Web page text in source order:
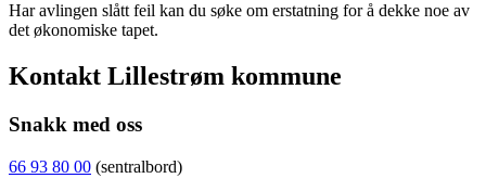
Har avlingen slått feil kan du søke om erstatning for å dekke noe av
det økonomiske tapet.
Kontakt Lillestrøm kommune
Snakk med oss
66 93 80 00 (sentralbord)